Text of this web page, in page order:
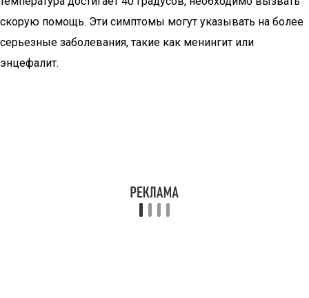
скорую помощь. Эти симптомы могут указывать на более
серьезные заболевания, такие как менингит или
энцефалит.